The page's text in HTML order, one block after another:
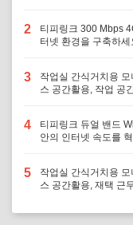
2
티피링크 300 Mbps
터넷 환경을 구축하세
3
작업실 간식거치용
스 공간활용, 작업 공
4
티피링크 듀얼 밴드
안의 인터넷 속도를
5
작업실 간식거치용
스 공간활용, 재택 근